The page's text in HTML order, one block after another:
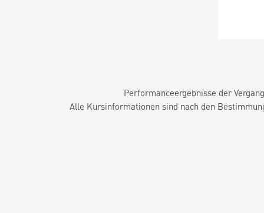
Performanceergebnisse der
Alle Kursinformationen sind nach den